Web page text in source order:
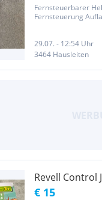
Fernsteuerbarer
Fernsteuerung
29.07. - 12:54 Uhr
3464 Hausleiten
Revell Control
€ 15